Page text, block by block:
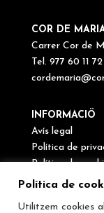
COR DE
Carrer Cor de
Tel. 977 60 11 72
INFORMACIÖ
Avís legal
Política de
Política de
Canal de
Política de
Utilitzem cookies